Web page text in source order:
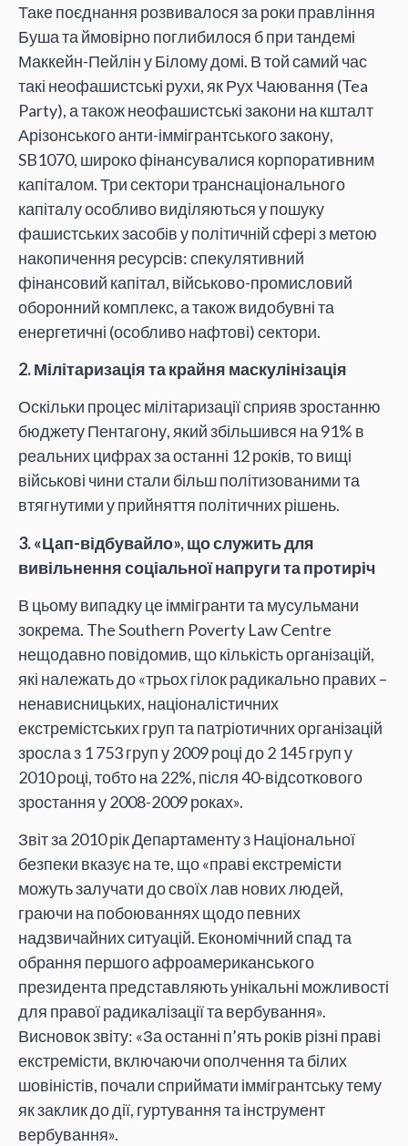
Таке поєднання розвивалося за роки правління
Буша та ймовірно поглибилося б при тандемі
Маккейн-Пейлін у Білому домі. В той самий час
такі неофашистські рухи, як Рух Чаювання (Tea
Party), а також неофашистські закони на кшталт
Арізонського анти-іммігрантського закону,
SB1070, широко фінансувалися корпоративним
капіталом. Три сектори транснаціонального
капіталу особливо виділяються у пошуку
фашистських засобів у політичній сфері з метою
накопичення ресурсів: спекулятивний
фінансовий капітал, військово-промисловий
оборонний комплекс, а також видобувні та
енергетичні (особливо нафтові) сектори.
2. Мілітаризація та крайня маскулінізація
Оскільки процес мілітаризації сприяв зростанню
бюджету Пентагону, який збільшився на 91% в
реальних цифрах за останні 12 років, то вищі
військові чини стали більш політизованими та
втягнутими у прийняття політичних рішень.
3.«Цап-відбувайло», що служить для
вивільнення соціальної напруги та протиріч
В цьому випадку це іммігранти та мусульмани
зокрема. The Southern Poverty Law Centre
нещодавно повідомив, що кількість організацій,
які належать до «трьох гілок радикально правих –
ненависницьких, націоналістичних
екстремістських груп та патріотичних організацій
зросла з 1 753 груп у 2009 році до 2 145 груп у
2010 році, тобто на 22%, після 40-відсоткового
зростання у 2008-2009 роках».
Звіт за 2010 рік Департаменту з Національної
безпеки вказує на те, що «праві екстремісти
можуть залучати до своїх лав нових людей,
граючи на побоюваннях щодо певних
надзвичайних ситуацій. Економічний спад та
обрання першого афроамериканського
президента представляють унікальні можливості
для правої радикалізації та вербування».
Висновок звіту: «За останні п’ять років різні праві
екстремісти, включаючи ополчення та білих
шовіністів, почали сприймати іммігрантську тему
як заклик до дії, гуртування та інструмент
вербування».